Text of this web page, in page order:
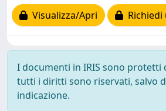
Visualizza/Apri
Richiedi
I documenti in IRIS sono protetti
tutti i diritti sono riservati, salvo
indicazione.